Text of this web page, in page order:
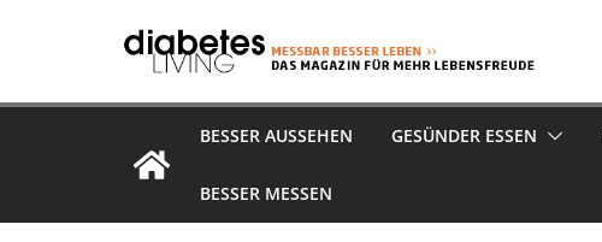
BESSER AUSSEHEN GESÜNDER ESSEN
BESSER MESSEN